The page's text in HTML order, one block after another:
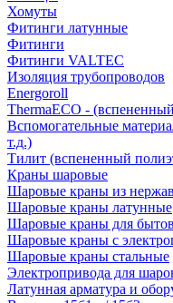
Хомуты
Фитинги латунные
Фитинги
Фитинги VALTEC
Изоляция трубопроводов
Energoroll
ThermaECO -
Вспомогательные
т.д.)
Тилит (вспененный
Краны шаровые
Шаровые краны из
Шаровые краны латунные
Шаровые краны для
Шаровые краны с
Шаровые краны стальные
Электропривода для
Латунная арматура и